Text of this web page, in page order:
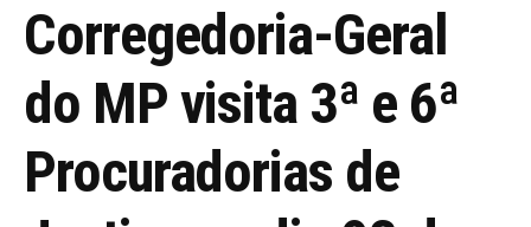
Corregedoria-Geral
do MP visita 3ª e 6ª
Procuradorias de